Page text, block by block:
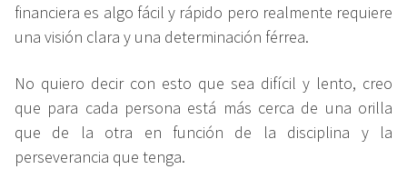
financiera es algo fácil y rápido pero realmente requiere
una visión clara y una determinación férrea.
No quiero decir con esto que sea difícil y lento, creo
que para cada persona está más cerca de una orilla
que de la otra en función de la disciplina y la
perseverancia que tenga.